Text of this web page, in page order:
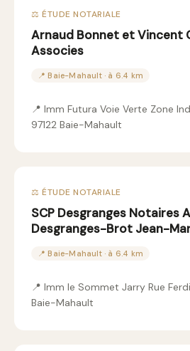
⚖️ ÉTUDE NOTARIALE
Arnaud Bonnet et Vincent
Associes
📍 Baie-Mahault · à 6.4 km
📍 Imm Futura Voie Verte Zone
97122 Baie-Mahault
⚖️ ÉTUDE NOTARIALE
SCP Desgranges Notaires
Desgranges-Brot Jean-
📍 Baie-Mahault · à 6.4 km
📍 Imm le Sommet Jarry Rue
Baie-Mahault